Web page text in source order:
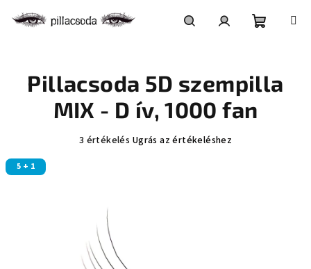
Pillacsoda 5D szempilla
MIX - D ív, 1000 fan
A
csillag.
3 értékelés Ugrás az értékeléshez
5 + 1